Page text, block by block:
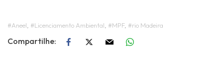
#Aneel #Licenciamento Ambiental #MPF, #rio Madeira